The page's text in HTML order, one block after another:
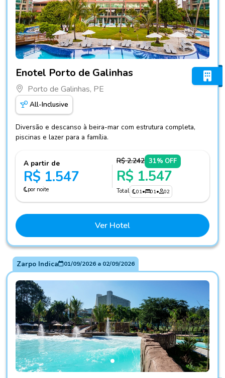
Enotel Porto de Galinhas
Porto de Galinhas, PE
All-Inclusive
Diversão e descanso à beira-mar com estrutura completa,
piscinas e lazer para a família.
A partir de
R$ 1.547
por noite
R$ 2.242 31% OFF
R$ 1.547
Total 01• 01• 02
Ver Hotel
Zarpo Indica 01/09/2026a 02/09/2026